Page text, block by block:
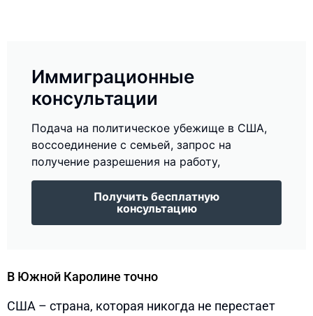
Иммиграционные
консультации
Подача на политическое убежище в США,
воссоединение с семьей, запрос на
получение разрешения на работу,
Получить бесплатную
консультацию
В Южной Каролине точно
США – страна, которая никогда не перестает